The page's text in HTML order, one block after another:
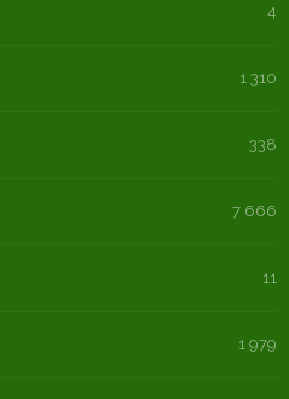
4
1 310
338
7 666
11
1 979